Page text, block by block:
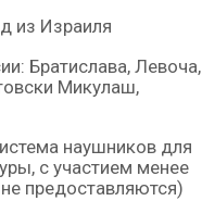
из Израиля
Братислава, Левоча,
Микулаш,
наушников для
с участием менее
предоставляются)